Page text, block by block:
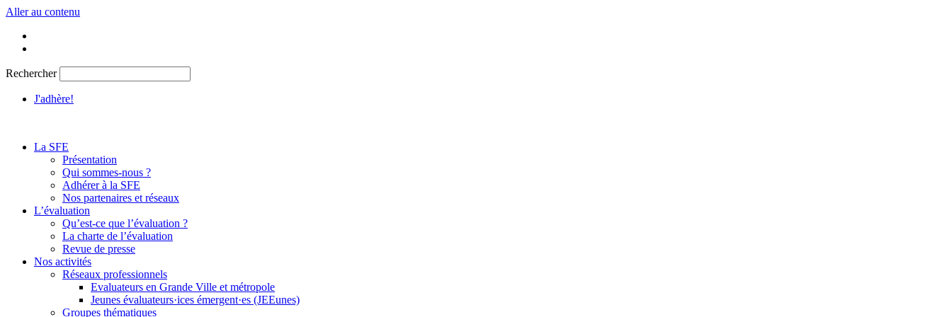
Aller au contenu
Rechercher
J'adhère!
La SFE
Présentation
Qui sommes-nous ?
Adhérer à la SFE
Nos partenaires et réseaux
L’évaluation
Qu’est-ce que l’évaluation ?
La charte de l’évaluation
Revue de presse
Nos activités
Réseaux professionnels
Evaluateurs en Grande Ville et métropole
Jeunes évaluateurs·ices émergent·es (JEEunes)
Groupes thématiques